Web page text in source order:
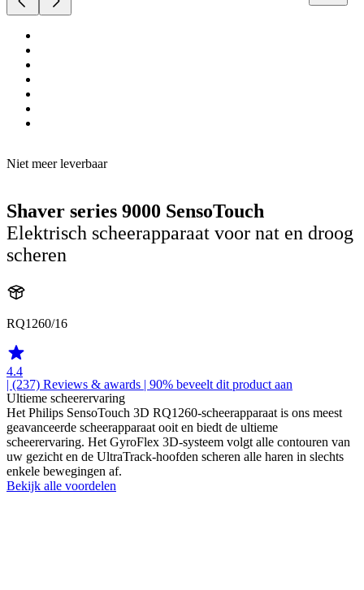
Niet meer leverbaar
Shaver series 9000 SensoTouch
Elektrisch scheerapparaat voor nat en droog
scheren
RQ1260/16
4.4
| (237) Reviews & awards | 90% beveelt dit product aan
Ultieme scheerervaring
Het Philips SensoTouch 3D RQ1260-scheerapparaat is ons meest
geavanceerde scheerapparaat ooit en biedt de ultieme
scheerervaring. Het GyroFlex 3D-systeem volgt alle contouren van
uw gezicht en de UltraTrack-hoofden scheren alle haren in slechts
enkele bewegingen af.
Bekijk alle voordelen